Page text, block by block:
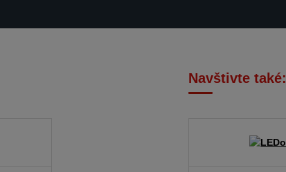
Navštivte také: